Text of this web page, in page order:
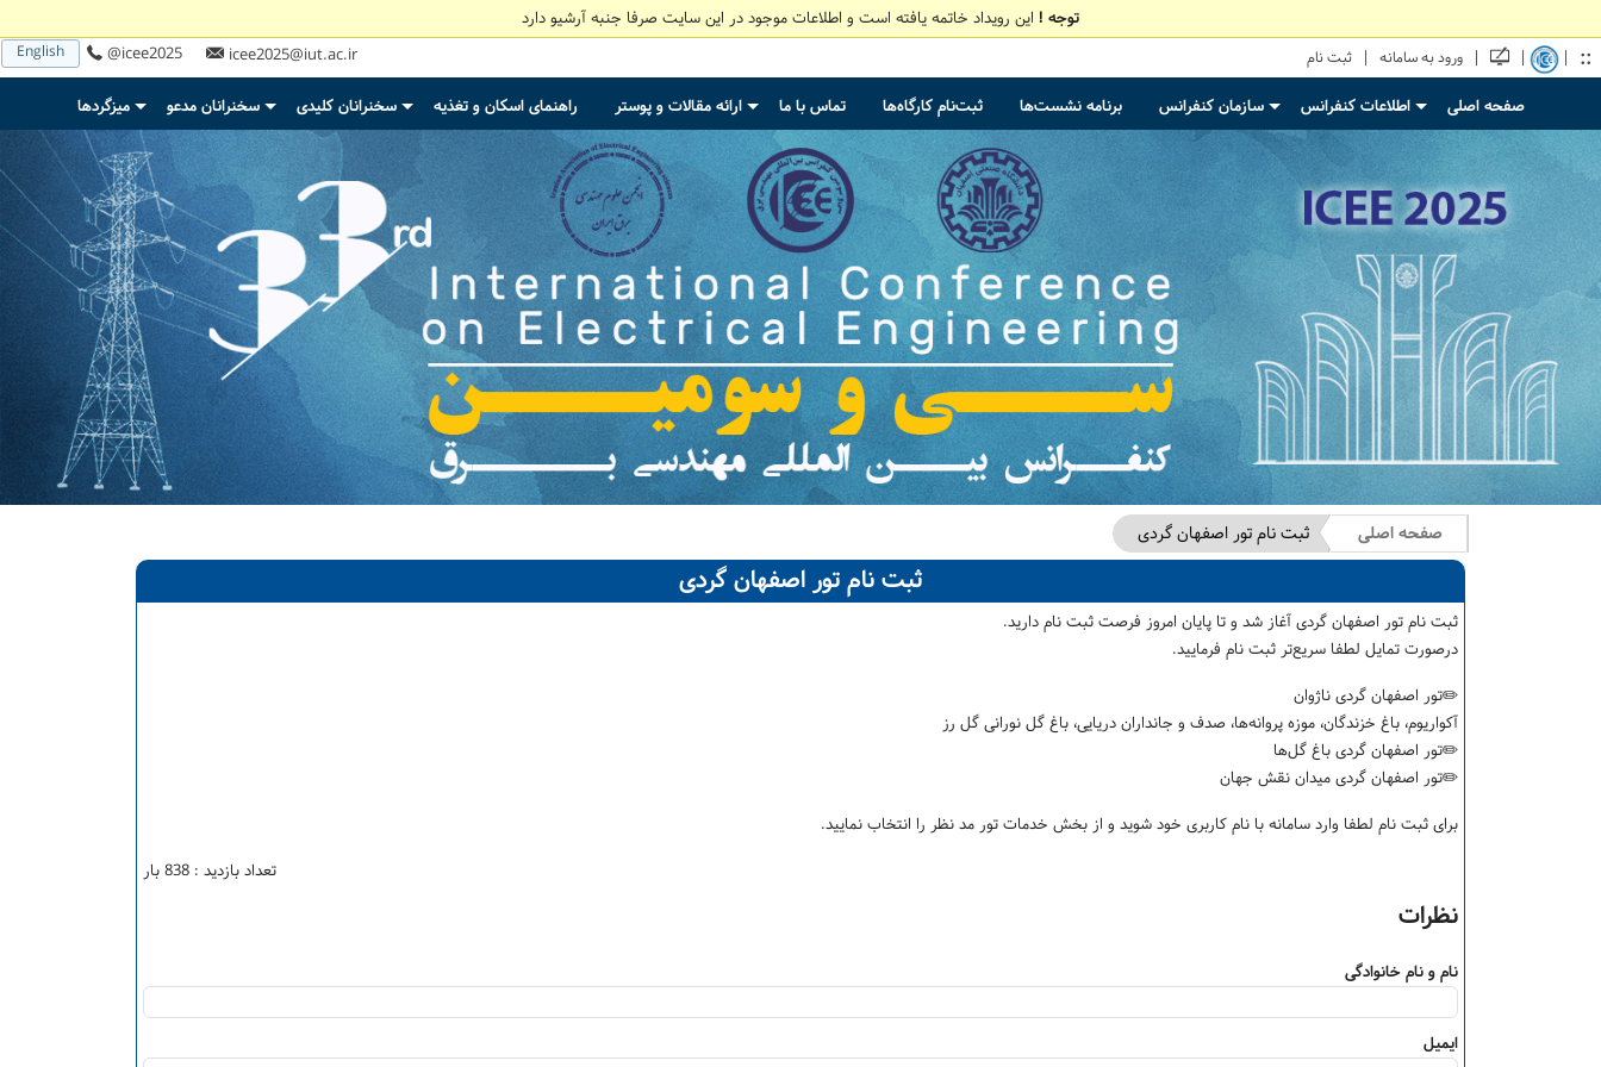
توجه ! این رویداد خاتمه یافته است و اطلاعات موجود در این سایت صرفا جنبه آرشیو دارد
English @icee2025 icee2025@iut.ac.ir ::
|
|
| ورود به سامانه | ثبت نام
صفحه اصلی
+
اطلاعات کنفرانس
+
سازمان کنفرانس برنامه نشست‌ها ثبت‌نام کارگاه‌ها تماس با ما
+
ارائه مقالات و پوستر راهنمای اسکان و تغذیه
+
سخنرانان کلیدی
+
سخنرانان مدعو
+
میزگردها
صفحه اصلی ثبت نام تور اصفهان گردی
ثبت نام تور اصفهان گردی
ثبت نام تور اصفهان گردی آغاز شد و تا پایان امروز فرصت ثبت نام دارید.
درصورت تمایل لطفا سریع‌تر ثبت نام فرمایید.
✏️تور اصفهان گردی ناژوان
آکواریوم، باغ خزندگان، موزه پروانه‌ها، صدف و جانداران دریایی، باغ گل نورانی گل رز
✏️تور اصفهان گردی باغ گل‌ها
✏️تور اصفهان گردی میدان نقش جهان
برای ثبت نام لطفا وارد سامانه با نام کاربری خود شوید و از بخش خدمات تور مد نظر را انتخاب نمایید.
تعداد بازدید : 838 بار
نظرات
نام و نام خانوادگی
ایمیل